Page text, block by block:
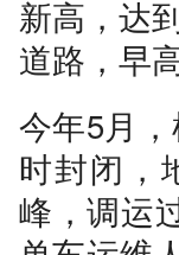
新高，达
道路，早
今年5月
时封闭，
峰，调运